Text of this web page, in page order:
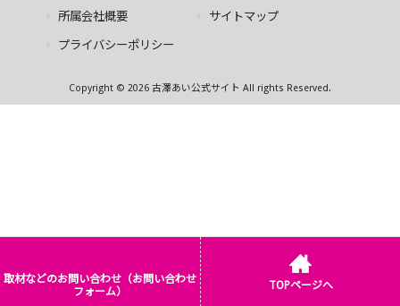
所属会社概要 サイトマップ
プライバシーポリシー
Copyright © 2026 古澤あい公式サイト All rights Reserved.
取材などのお問い合わせ（お問い合わせ
フォーム）
TOPページへ